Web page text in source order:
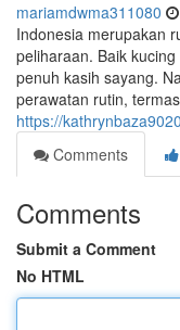
mariamdwma311080
Indonesia merupakan
peliharaan. Baik
penuh kasih sayang.
perawatan rutin,
https://
Comments
Comments
Submit a Comment
No HTML